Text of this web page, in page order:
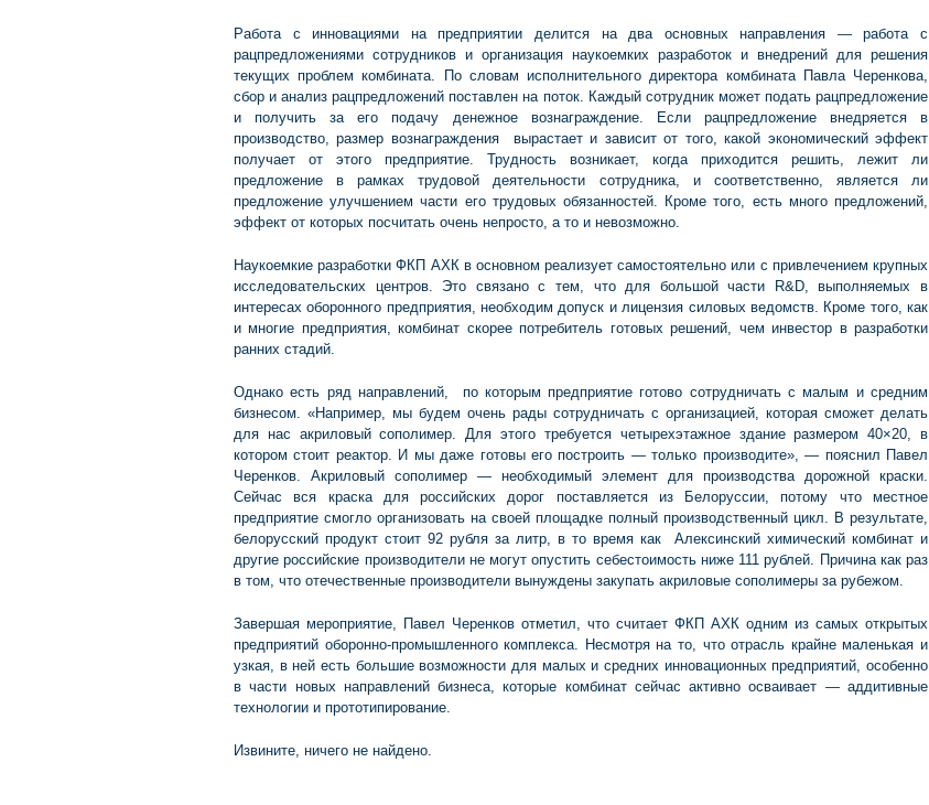
Работа с инновациями на предприятии делится на два основных направления — работа с
рацпредложениями сотрудников и организация наукоемких разработок и внедрений для решения
текущих проблем комбината. По словам исполнительного директора комбината Павла Черенкова,
сбор и анализ рацпредложений поставлен на поток. Каждый сотрудник может подать рацпредложение
и получить за его подачу денежное вознаграждение. Если рацпредложение внедряется в
производство, размер вознаграждения вырастает и зависит от того, какой экономический эффект
получает от этого предприятие. Трудность возникает, когда приходится решить, лежит ли
предложение в рамках трудовой деятельности сотрудника, и соответственно, является ли
предложение улучшением части его трудовых обязанностей. Кроме того, есть много предложений,
эффект от которых посчитать очень непросто, а то и невозможно.
Наукоемкие разработки ФКП АХК в основном реализует самостоятельно или с привлечением крупных
исследовательских центров. Это связано с тем, что для большой части R&D, выполняемых в
интересах оборонного предприятия, необходим допуск и лицензия силовых ведомств. Кроме того, как
и многие предприятия, комбинат скорее потребитель готовых решений, чем инвестор в разработки
ранних стадий.
Однако есть ряд направлений, по которым предприятие готово сотрудничать с малым и средним
бизнесом. «Например, мы будем очень рады сотрудничать с организацией, которая сможет делать
для нас акриловый сополимер. Для этого требуется четырехэтажное здание размером 40×20, в
котором стоит реактор. И мы даже готовы его построить — только производите», — пояснил Павел
Черенков. Акриловый сополимер — необходимый элемент для производства дорожной краски.
Сейчас вся краска для российских дорог поставляется из Белоруссии, потому что местное
предприятие смогло организовать на своей площадке полный производственный цикл. В результате,
белорусский продукт стоит 92 рубля за литр, в то время как Алексинский химический комбинат и
другие российские производители не могут опустить себестоимость ниже 111 рублей. Причина как раз
в том, что отечественные производители вынуждены закупать акриловые сополимеры за рубежом.
Завершая мероприятие, Павел Черенков отметил, что считает ФКП АХК одним из самых открытых
предприятий оборонно-промышленного комплекса. Несмотря на то, что отрасль крайне маленькая и
узкая, в ней есть большие возможности для малых и средних инновационных предприятий, особенно
в части новых направлений бизнеса, которые комбинат сейчас активно осваивает — аддитивные
технологии и прототипирование.
Извините, ничего не найдено.